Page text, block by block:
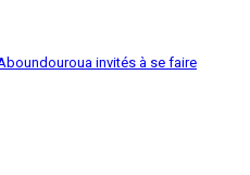
invités à se faire